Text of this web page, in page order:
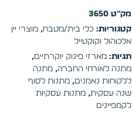
מק"ט 3650
קטגוריות: כלי בית/מטבח, מוצרי יין
אלכוהול וקוקטייל
תגיות: מארזי פינוק יוקרתיים,
מתנה לאורחי החברה, מתנה
ללקוחות נאמנים, מתנות לסוף
שנה עסקית, מתנות עסקיות
לקמפיינים